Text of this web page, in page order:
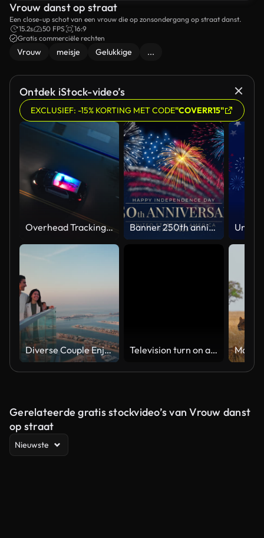
Vrouw danst op straat
Een close-up schot van een vrouw die op zonsondergang op straat danst.
15.2s
50 FPS
16:9
Gratis commerciële rechten
Vrouw meisje Gelukkige ...
Ontdek iStock-video’s
EXCLUSIEF: -15% KORTING MET CODE"COVERR15"
Overhead Tracking Drone Shot of a Police Car Driving on a City Street with Lights On at Night Banner 250th anniversary of the USA. 250 years of independence. 4th of july 2026 usa independence day, video greeting card. US flag fireworks on blue sky background. Fourth of july. 4k seamless loop
Diverse Couple Enjoying Sunset Views from High Rise Sky Deck Overlooking Palm Jumeirah Television turn on and off. Switch on tv effect, switch off tv effect. Turn on Lcd TV effect, turn off TV effect . Led Tv on and off on black background
Gerelateerde gratis stockvideo’s van Vrouw danst
op straat
Nieuwste